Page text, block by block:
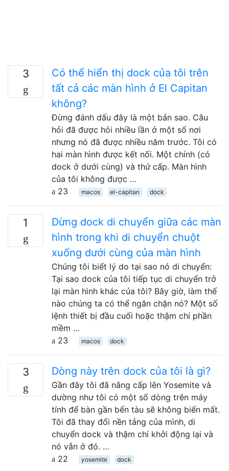
3
Có thể hiển thị dock của tôi trên
tất cả các màn hình ở El Capitan
không?
Đừng đánh dấu đây là một bản sao. Câu
hỏi đã được hỏi nhiều lần ở một số nơi
nhưng nó đã được nhiều năm trước. Tôi có
hai màn hình được kết nối. Một chính (có
dock ở dưới cùng) và thứ cấp. Màn hình
của tôi không được …
23
macos el-capitan dock
1
Dừng dock di chuyển giữa các màn
hình trong khi di chuyển chuột
xuống dưới cùng của màn hình
Chúng tôi biết lý do tại sao nó di chuyển:
Tại sao dock của tôi tiếp tục di chuyển trở
lại màn hình khác của tôi? Bây giờ, làm thế
nào chúng ta có thể ngăn chặn nó? Một số
lệnh thiết bị đầu cuối hoặc thậm chí phần
mềm …
23
macos dock
3 Dòng này trên dock của tôi là gì?
Gần đây tôi đã nâng cấp lên Yosemite và
dường như tôi có một số dòng trên máy
tính để bàn gần bến tàu sẽ không biến mất.
Tôi đã thay đổi nền tảng của mình, di
chuyển dock và thậm chí khởi động lại và
nó vẫn ở đó. …
22
yosemite dock